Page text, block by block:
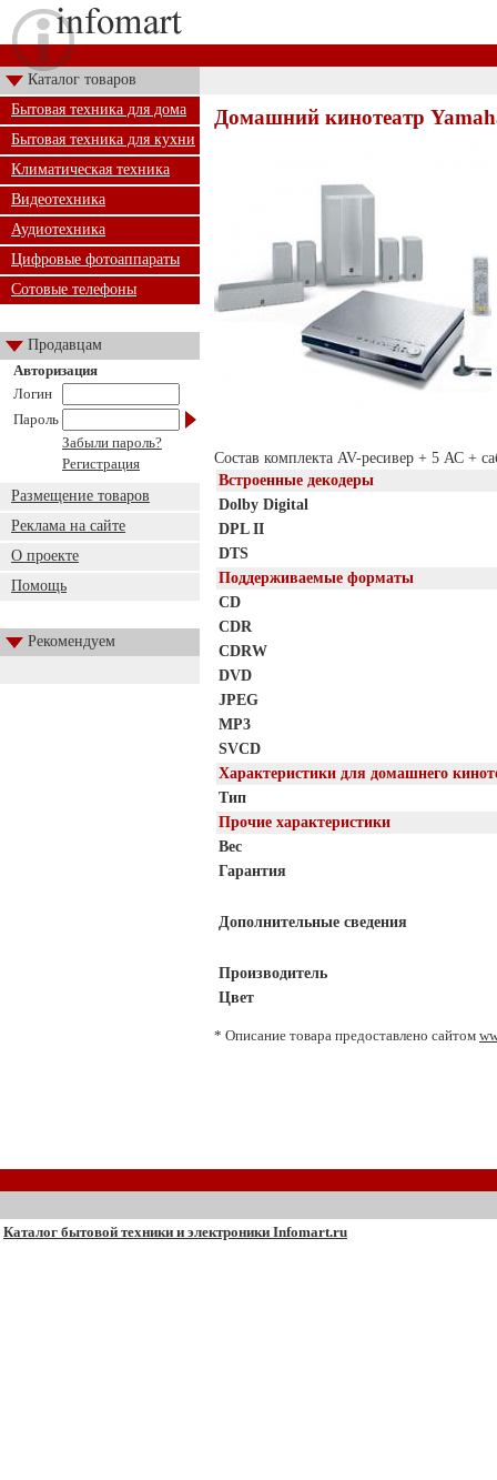
Каталог товаров
Бытовая техника для дома
Бытовая техника для кухни
Климатическая техника
Видеотехника
Аудиотехника
Цифровые фотоаппараты
Сотовые телефоны
Продавцам
Авторизация
Логин
Пароль
Забыли пароль?
Регистрация
Размещение товаров
Реклама на сайте
О проекте
Помощь
Рекомендуем
Домашний кинотеатр
Состав комплекта AV-ресивер + 5 АС +
Встроенные декодеры
Dolby Digital
DPL II
DTS
Поддерживаемые форматы
CD
CDR
CDRW
DVD
JPEG
MP3
SVCD
Характеристики для домашнего
Тип
Прочие характеристики
Вес
Гарантия
Дополнительные сведения
Производитель
Цвет
* Описание товара предоставлено сайтом
Каталог бытовой техники и электроники Infomart.ru